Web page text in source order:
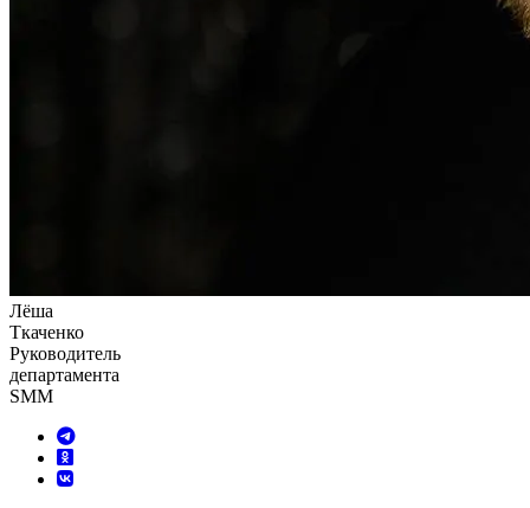
Лёша
Ткаченко
Руководитель
департамента
SMM